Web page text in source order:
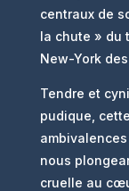
centraux de
la chute » du
New-York
Tendre et
pudique,
nous
cruelle au